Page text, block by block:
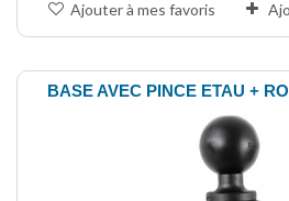
Ajouter à mes favoris
BASE AVEC PINCE ETAU +